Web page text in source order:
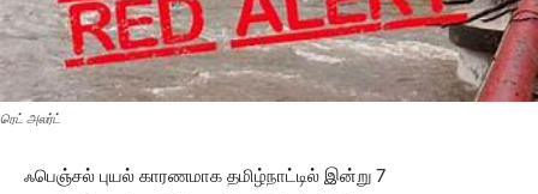
ரெட் அலர்ட்
ஃபெஞ்சல் புயல் காரணமாக தமிழ்நாட்டில் இன்று 7